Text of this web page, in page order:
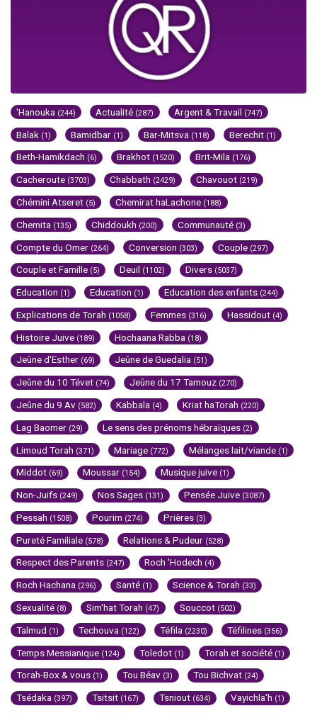
'Hanouka (244) Actualité (287) Argent & Travail (747)
Balak (1) Bamidbar (1) Bar-Mitsva (118) Berechit (1)
Beth-Hamikdach (6) Brakhot (1520) Brit-Mila (176)
Cacheroute (3703) Chabbath (2429) Chavouot (219)
Chémini Atseret (5) Chemirat haLachone (188)
Chemita (135) Chiddoukh (200) Communauté (3)
Compte du Omer (264) Conversion (303) Couple (297)
Couple et Famille (5) Deuil (1102) Divers (5037)
Education (1) Education (1) Education des enfants (244)
Explications de Torah (1058) Femmes (316) Hassidout (4)
Histoire Juive (189) Hochaana Rabba (18)
Jeûne d'Esther (69) Jeûne de Guedalia (51)
Jeûne du 10 Tévet (74) Jeûne du 17 Tamouz (270)
Jeûne du 9 Av (582) Kabbala (4) Kriat haTorah (220)
Lag Baomer (29) Le sens des prénoms hébraïques (2)
Limoud Torah (371) Mariage (772) Mélanges lait/viande (1)
Middot (69) Moussar (154) Musique juive (1)
Non-Juifs (249) Nos Sages (131) Pensée Juive (3087)
Pessah (1508) Pourim (274) Prières (3)
Pureté Familiale (578) Relations & Pudeur (528)
Respect des Parents (247) Roch 'Hodech (4)
Roch Hachana (296) Santé (1) Science & Torah (33)
Sexualité (8) Sim'hat Torah (47) Souccot (502)
Talmud (1) Techouva (122) Téfila (2230) Téfilines (356)
Temps Messianique (124) Toledot (1) Torah et société (1)
Torah-Box & vous (1) Tou Béav (3) Tou Bichvat (24)
Tsédaka (397) Tsitsit (167) Tsniout (634) Vayichla'h (1)